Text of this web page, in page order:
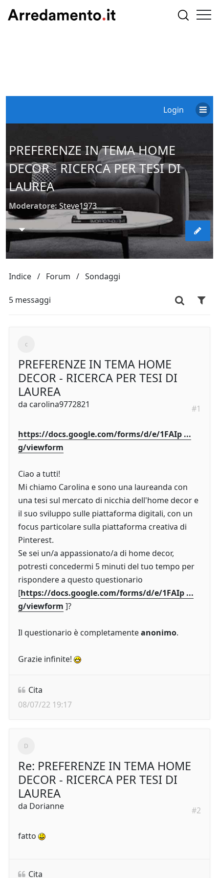
Login
PREFERENZE IN TEMA HOME
DECOR - RICERCA PER TESI DI
LAUREA
Moderatore: Steve1973
Indice Forum Sondaggi
5 messaggi
PREFERENZE IN TEMA HOME
DECOR - RICERCA PER TESI DI
LAUREA
#1
da carolina9772821
https://docs.google.com/forms/d/e/1FAIp ...
g/viewform
Ciao a tutti!
Mi chiamo Carolina e sono una laureanda con
una tesi sul mercato di nicchia dell'home decor e
il suo sviluppo sulle piattaforma digitali, con un
focus particolare sulla piattaforma creativa di
Pinterest.
Se sei un/a appassionato/a di home decor,
potresti concedermi 5 minuti del tuo tempo per
rispondere a questo questionario
[https://docs.google.com/forms/d/e/1FAIp ...
g/viewform ]?
Il questionario è completamenteanonimo.
Grazie infinite!
Cita
08/07/22 19:17
Re: PREFERENZE IN TEMA HOME
DECOR - RICERCA PER TESI DI
LAUREA
#2
da Dorianne
fatto
Cita